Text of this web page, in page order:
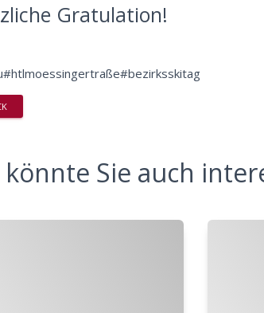
Gratulation!
könnte Sie auch